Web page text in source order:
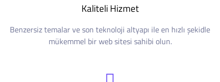
Kaliteli Hizmet
Benzersiz temalar ve son teknoloji altyapı ile en hızlı şekidle
mükemmel bir web sitesi sahibi olun.